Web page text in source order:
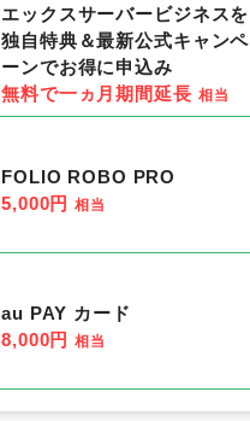
エックスサーバービジネスを
独自特典＆最新公式キャンペ
ーンでお得に申込み
無料で一ヵ月期間延長 相当
FOLIO ROBO PRO
5,000円 相当
au PAY カード
8,000円 相当